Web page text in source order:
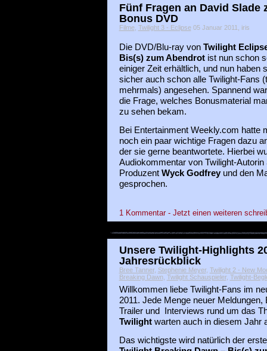
Fünf Fragen an David Slade
Bonus DVD
Filme, Twilight 3 - Eclipse05 Januar 2011, iris
Die DVD/Blu-ray von Twilight
Bis(s) zum Abendrotist nun schon
einiger Zeit erhältlich, und nun haben
sicher auch schon alle Twilight-Fans
mehrmals) angesehen. Spannend
die Frage, welches Bonusmaterial
zu sehen bekam.
Bei Entertainment Weekly.com hatte
noch ein paar wichtige Fragen dazu
der sie gerne beantwortete. Hierbei
Audiokommentar von Twilight-Autorin
Produzent Wyck Godfreyund den
gesprochen.
1 Kommentar - Jetzt einen weiteren
Unsere Twilight-Highlights
Jahresrückblick
Bree Tanner, Stephenie Meyer, Twilight 2 - New
Breaking Dawn, Twilight Schauspieler, Twilight-
Willkommen liebe Twilight-Fans im
2011. Jede Menge neuer Meldungen,
Trailer und Interviews rund um das
Twilight warten auch in diesem Jahr
Das wichtigste wird natürlich der